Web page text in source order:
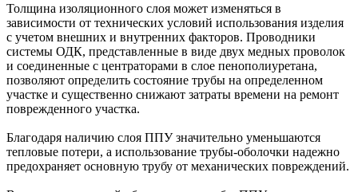
Толщина изоляционного слоя может изменяться в
зависимости от технических условий использования изделия
с учетом внешних и внутренних факторов. Проводники
системы ОДК, представленные в виде двух медных проволок
и соединенные с центраторами в слое пенополиуретана,
позволяют определить состояние трубы на определенном
участке и существенно снижают затраты времени на ремонт
поврежденного участка.
Благодаря наличию слоя ППУ значительно уменьшаются
тепловые потери, а использование трубы-оболочки надежно
предохраняет основную трубу от механических повреждений.